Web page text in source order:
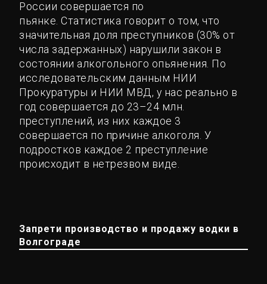
России совершается по
пьянке. Статистика говорит о том, что
значительная доля преступников (30% от
числа задержанных) нарушили закон в
состоянии алкогольного опьянения. По
исследовательским данным НИИ
Прокуратуры и НИИ МВД, у нас реально в
год совершается до 23–24 млн.
преступлений, из них каждое 3
совершается по причине алкоголя. У
подростков каждое 2 преступление
происходит в нетрезвом виде.
Запрети производство и продажу водки в
Волгограде